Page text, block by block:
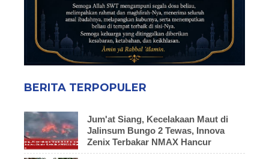
BERITA TERPOPULER
Jum'at Siang, Kecelakaan Maut di
Jalinsum Bungo 2 Tewas, Innova
Zenix Terbakar NMAX Hancur